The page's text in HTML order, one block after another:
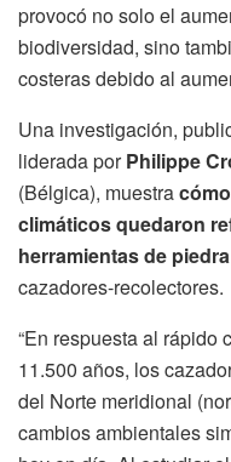
provocó no solo el
biodiversidad, sino
costeras debido al
Una investigación,
liderada porPhilippe
(Bélgica), muestra
climáticos quedaron
herramientas de piedra
cazadores-recolectores.
“En respuesta al rápido
11.500 años, los
del Norte meridional
cambios ambientales